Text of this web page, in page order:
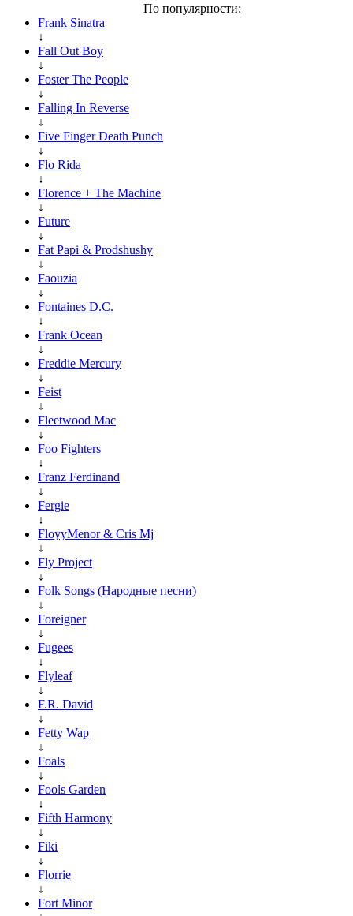
По популярности:
Frank Sinatra
↓
Fall Out Boy
↓
Foster The People
↓
Falling In Reverse
↓
Five Finger Death Punch
↓
Flo Rida
↓
Florence + The Machine
↓
Future
↓
Fat Papi & Prodshushy
↓
Faouzia
↓
Fontaines D.C.
↓
Frank Ocean
↓
Freddie Mercury
↓
Feist
↓
Fleetwood Mac
↓
Foo Fighters
↓
Franz Ferdinand
↓
Fergie
↓
FloyyMenor & Cris Mj
↓
Fly Project
↓
Folk Songs (Народные песни)
↓
Foreigner
↓
Fugees
↓
Flyleaf
↓
F.R. David
↓
Fetty Wap
↓
Foals
↓
Fools Garden
↓
Fifth Harmony
↓
Fiki
↓
Florrie
↓
Fort Minor